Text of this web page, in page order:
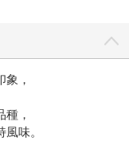
，
，
味。